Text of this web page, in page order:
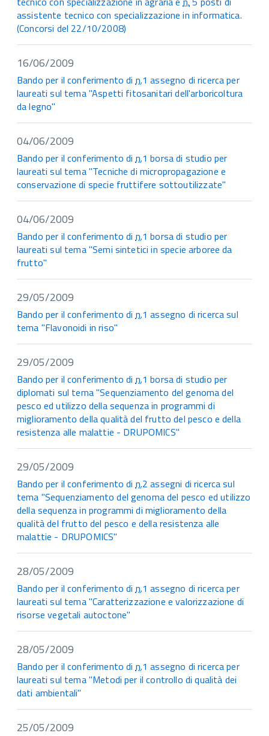
assistente tecnico con specializzazione in informatica.
(Concorsi del 22/10/2008)
16/06/2009
Bando per il conferimento di n.1 assegno di ricerca per
laureati sul tema "Aspetti fitosanitari dell'arboricoltura
da legno"
04/06/2009
Bando per il conferimento di n.1 borsa di studio per
laureati sul tema "Tecniche di micropropagazione e
conservazione di specie fruttifere sottoutilizzate"
04/06/2009
Bando per il conferimento di n.1 borsa di studio per
laureati sul tema "Semi sintetici in specie arboree da
frutto"
29/05/2009
Bando per il conferimento di n.1 assegno di ricerca sul
tema "Flavonoidi in riso"
29/05/2009
Bando per il conferimento di n.1 borsa di studio per
diplomati sul tema "Sequenziamento del genoma del
pesco ed utilizzo della sequenza in programmi di
miglioramento della qualità del frutto del pesco e della
resistenza alle malattie - DRUPOMICS"
29/05/2009
Bando per il conferimento di n.2 assegni di ricerca sul
tema "Sequenziamento del genoma del pesco ed utilizzo
della sequenza in programmi di miglioramento della
qualità del frutto del pesco e della resistenza alle
malattie - DRUPOMICS"
28/05/2009
Bando per il conferimento di n.1 assegno di ricerca per
laureati sul tema "Caratterizzazione e valorizzazione di
risorse vegetali autoctone"
28/05/2009
Bando per il conferimento di n.1 assegno di ricerca per
laureati sul tema "Metodi per il controllo di qualità dei
dati ambientali"
25/05/2009